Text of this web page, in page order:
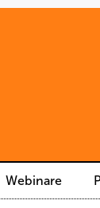
Webinare